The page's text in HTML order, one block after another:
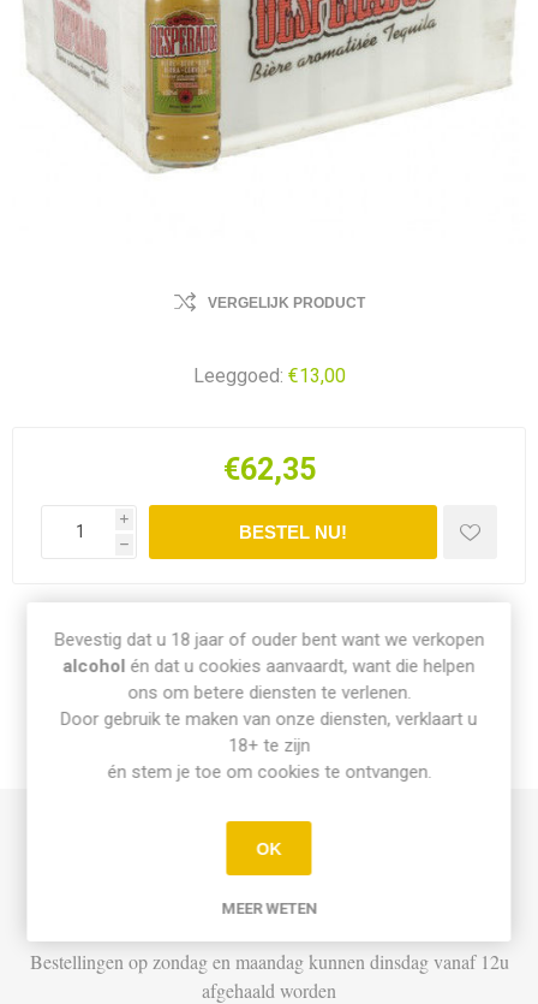
VERGELIJK PRODUCT
Leeggoed: €13,00
€62,35
i
h
Share:
INFO PICK-UP & LEVERING
Afhalen
vanaf 16u
Bestellingen op zondag en maandag kunnen dinsdag vanaf 12u
afgehaald worden
Bevestig dat u 18 jaar of ouder bent want we verkopen
alcohol én dat u cookies aanvaardt, want die helpen
ons om betere diensten te verlenen.
Door gebruik te maken van onze diensten, verklaart u
18+ te zijn
én stem je toe om cookies te ontvangen.
OK
MEER WETEN